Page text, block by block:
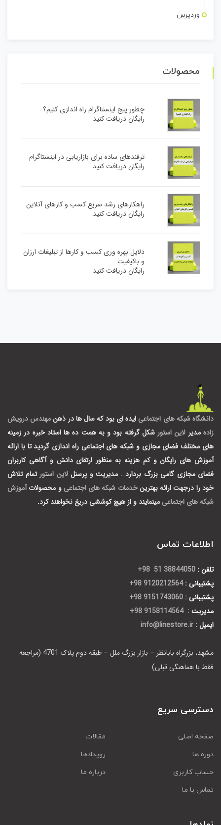
وردپرس
محصولات
چطور پیج اینستاگرام راه اندازی کنیم؟
رایگان دریافت کنید
ترفندهای ساده برای بازاریابی در اینستاگرام
رایگان دریافت کنید
راهکارهای رشد سریع کسب و کارهای آنلاین
رایگان دریافت کنید
دلایل بهره وری کسب و کارها از تبلیغات ارزان
و باکیفیت
رایگان دریافت کنید
دانشگاه شبکه های اجتماعی ایده ای بود که سال ها در ذهنمهندس درویش
زاده مدیر لاین استور شکل گرفته بود و به همت ده ها استاد خبره در زمینه
های مختلف فضای مجازی و شبکه های اجتماعی راه اندازی گردید تا با ارائه
آموزش های رایگان و کم هزینه به منظور ارتقای دانش و آگاهی کاربران
فضای مجازی گامی بزرگ بردارد . مدیریت و پرسنللاین استور تمام تلاش
خود را درجهت ارائه بهترینخدمات شبکه های اجتماعی و محصولات آموزش
شبکه های اجتماعی مینمایند و از هیچ کوششی دریغ نخواهند کرد.
اطلاعات تماس
تلفن : 38844050 51 98+
پشتیبانی : 9120212564 98+
پشتیبانی : 9151743060 98+
مدیریت : 9158114564 98+
ایمیل : info@linestore.ir
مشهد، بزرگراه بابانظر – بازار بزرگ ملل – طبقه دوم پلاک 4701 (مراجعه
فقط با هماهنگی قبلی)
دسترسی سریع
صفحه اصلی
مقالات
دوره ها
رویدادها
حساب کاربری
درباره ما
تماس با ما